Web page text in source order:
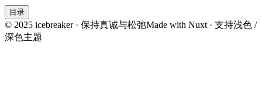
目录
© 2025 icebreaker · 保持真诚与松弛Made with Nuxt · 支持浅色 /
深色主题